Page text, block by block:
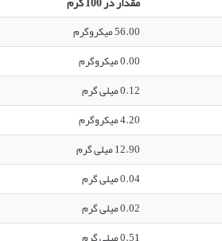
56.00 میکروگرم
0.00 میکروگرم
0.12 میلی گرم
4.20 میکروگرم
12.90 میلی گرم
0.04 میلی گرم
0.02 میلی گرم